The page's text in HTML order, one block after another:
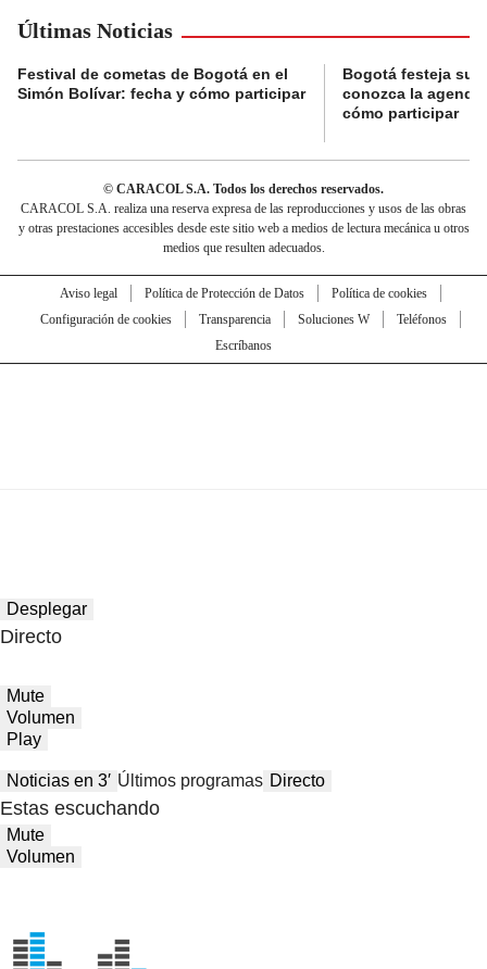
Últimas Noticias
Festival de cometas de Bogotá en el
Simón Bolívar: fecha y cómo participar
Bogotá festeja su
conozca la
cómo participar
© CARACOL S.A. Todos los derechos reservados.
CARACOL S.A. realiza una reserva expresa de las reproducciones y usos de las obras
y otras prestaciones accesibles desde este sitio web a medios de lectura mecánica u otros
medios que resulten adecuados.
Aviso legal Política de Protección de Datos
Política de cookies
Configuración de cookies
Transparencia Soluciones W
Teléfonos
Escríbanos
Desplegar
Directo
Mute
Volumen
Play
Noticias en 3′ Últimos programas Directo
Estas escuchando
Mute
Volumen